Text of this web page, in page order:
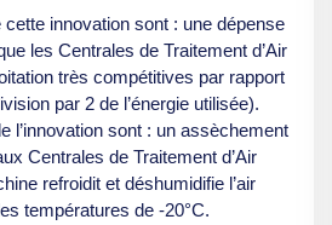
innovation sont : une dépense
les Centrales de Traitement d’Air
très compétitives par rapport
par 2 de l’énergie utilisée).
l’innovation sont : un assèchement
Centrales de Traitement d’Air
refroidit et déshumidifie l’air
températures de -20°C.